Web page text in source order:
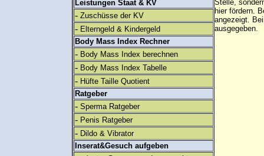
Leistungen Staat & KV
- Zuschüsse der KV
- Elterngeld & Kindergeld
Body Mass Index Rechner
- Body Mass Index berechnen
- Body Mass Index Tabelle
- Hüfte Taille Quotient
Ratgeber
- Sperma Ratgeber
- Penis Ratgeber
- Dildo & Vibrator
Inserat&Gesuch aufgeben
Stelle,
hier fördern.
angezeigt.
ausgegeben.